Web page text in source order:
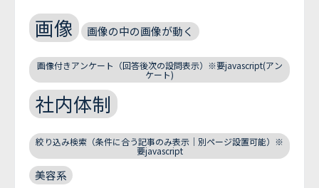
画像 画像の中の画像が動く
画像付きアンケート（回答後次の設問表示）※要javascript(アン
ケート)
社内体制
絞り込み検索（条件に合う記事のみ表示｜別ページ設置可能）※
要javascript
美容系